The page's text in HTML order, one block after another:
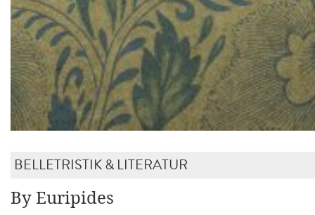
BELLETRISTIK & LITERATUR
By Euripides